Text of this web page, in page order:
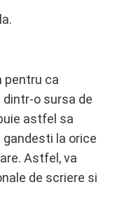
pentru ca
o sursa de
astfel sa
la orice
Astfel, va
de scriere si